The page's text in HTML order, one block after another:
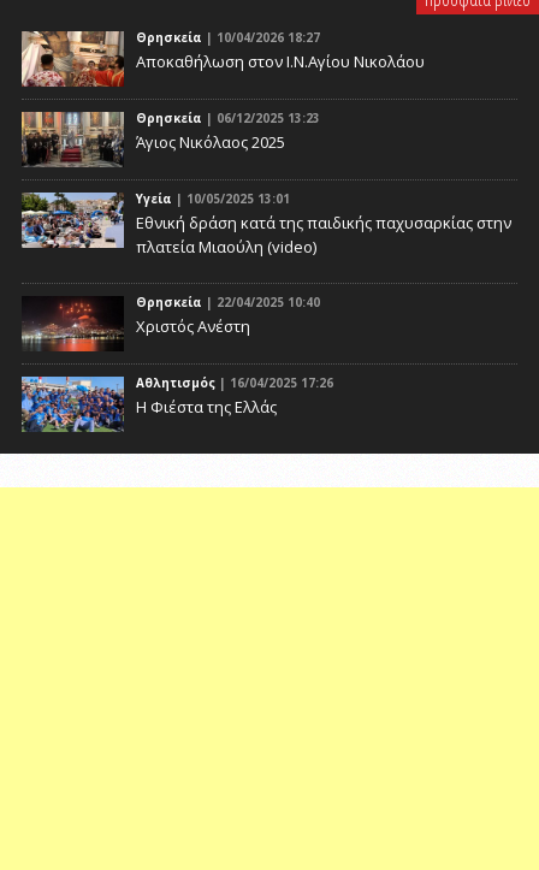
Θρησκεία | 10/04/2026 18:27
Αποκαθήλωση στον Ι.Ν.Αγίου Νικολάου
Θρησκεία | 06/12/2025 13:23
Άγιος Νικόλαος 2025
Υγεία | 10/05/2025 13:01
Eθνική δράση κατά της παιδικής παχυσαρκίας στην
πλατεία Μιαούλη (video)
Θρησκεία | 22/04/2025 10:40
Χριστός Ανέστη
Αθλητισμός | 16/04/2025 17:26
Η Φιέστα της Ελλάς